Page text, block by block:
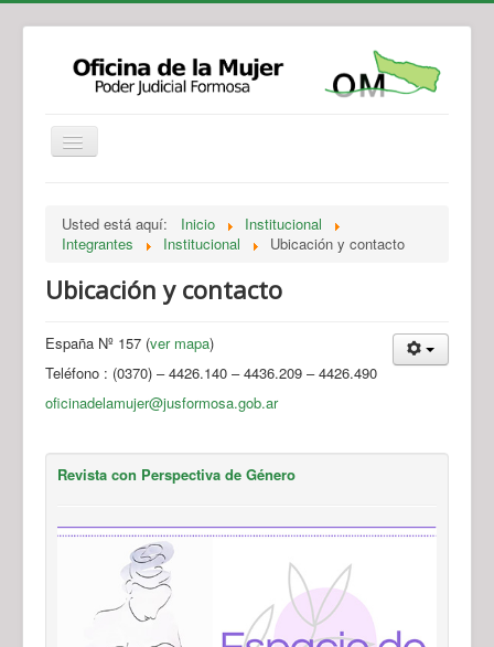
Legislación
Novedades
Usted está aquí: Inicio
Institucional
Integrantes
Institucional Ubicación y contacto
Ubicación y contacto
España Nº 157 (ver mapa)
Teléfono : (0370) – 4426.140 – 4436.209 – 4426.490
oficinadelamujer@jusformosa.gob.ar
Revista con Perspectiva de Género